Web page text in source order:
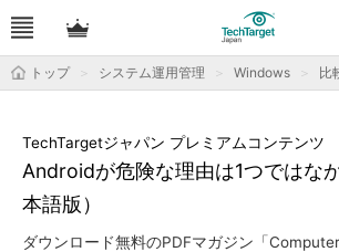
トップ システム運用管理 Windows 比
Androidが危険な理由は1つではな
本語版）
TechTargetジャパン プレミアムコンテンツ
ダウンロード無料のPDFマガジン「